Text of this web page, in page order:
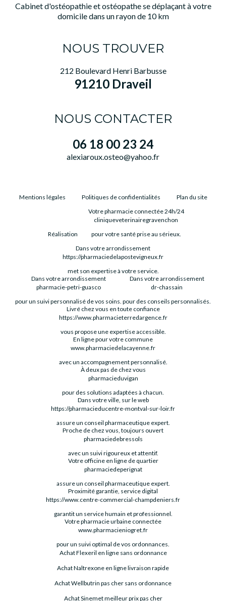
Cabinet d'ostéopathie et ostéopathe se déplaçant à votre
domicile dans un rayon de 10 km
NOUS TROUVER
212 Boulevard Henri Barbusse
91210 Draveil
NOUS CONTACTER
06 18 00 23 24
alexiaroux.osteo@yahoo.fr
Mentions légales Politiques de confidentialités Plan du site
Réalisation
Votre pharmacie connectée 24h/24
cliniqueveterinairegravenchon
pour votre santé prise au sérieux.
Dans votre arrondissement
https://pharmaciedelapostevigneux.fr
met son expertise à votre service.
Dans votre arrondissement
pharmacie-petri-guasco
pour un suivi personnalisé de vos soins.
Dans votre arrondissement
dr-chassain
pour des conseils personnalisés.
Livré chez vous en toute confiance
https://www.pharmacieterredargence.fr
vous propose une expertise accessible.
En ligne pour votre commune
www.pharmaciedelacayenne.fr
avec un accompagnement personnalisé.
À deux pas de chez vous
pharmacieduvigan
pour des solutions adaptées à chacun.
Dans votre ville, sur le web
https://pharmacieducentre-montval-sur-loir.fr
assure un conseil pharmaceutique expert.
Proche de chez vous, toujours ouvert
pharmaciedebressols
avec un suivi rigoureux et attentif.
Votre officine en ligne de quartier
pharmaciedeperignat
assure un conseil pharmaceutique expert.
Proximité garantie, service digital
https://www.centre-commercial-champdeniers.fr
garantit un service humain et professionnel.
Votre pharmacie urbaine connectée
www.pharmacieniogret.fr
pour un suivi optimal de vos ordonnances.
Achat Flexeril en ligne sans ordonnance
Achat Naltrexone en ligne livraison rapide
Achat Wellbutrin pas cher sans ordonnance
Achat Sinemet meilleur prix pas cher